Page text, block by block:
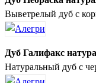
Выветрелый дуб с
Дуб Галифакс
Натуральный дуб с